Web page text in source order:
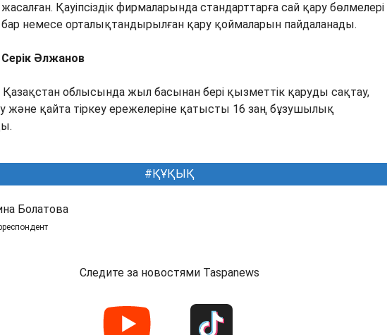
жасалған. Қауіпсіздік фирмаларында стандарттарға сай қару бөлмелері
бар немесе орталықтандырылған қару қоймаларын пайдаланады.
Серік Әлжанов
Қазақстан облысында жыл басынан бері қызметтік қаруды сақтау,
және қайта тіркеу ережелеріне қатысты 16 заң бұзушылық
ҚҰҚЫҚ
Болатова
Следите за новостями Taspanews